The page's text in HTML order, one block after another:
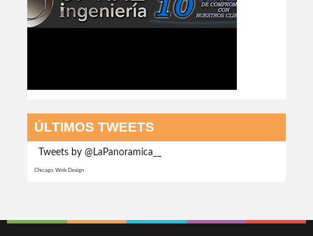
ÚLTIMOS TWEETS
Tweets by @LaPanoramica__
Chicago Web Design